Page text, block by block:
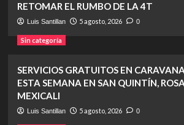
RETOMAR EL RUMBO DE LA 4T
Luis Santillan 5 agosto, 2026 0
Sin categoría
SERVICIOS GRATUITOS EN
ESTA SEMANA EN SAN QUINTÍN,
MEXICALI
Luis Santillan 5 agosto, 2026 0